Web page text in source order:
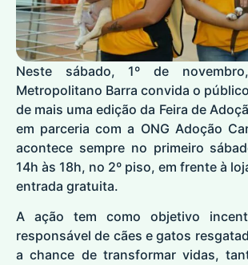
Neste sábado, 1º de
Metropolitano Barra convida o
de mais uma edição da Feira de
em parceria com a ONG Adoção
acontece sempre no primeiro
14h às 18h, no 2º piso, em frente à
entrada gratuita.
A ação tem como objetivo
responsável de cães e gatos
a chance de transformar vidas,